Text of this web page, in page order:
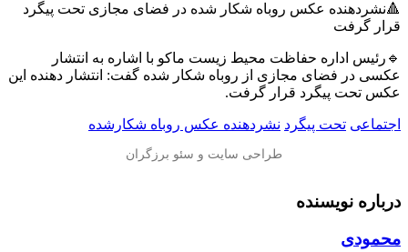
🔺نشردهنده عکس روباه شکار شده در فضای مجازی تحت پیگرد
قرار گرفت
🔹رئیس اداره حفاظت محیط زیست ماکو با اشاره به انتشار
عکسی در فضای مجازی از روباه شکار شده گفت: انتشار دهنده این
عکس تحت پیگرد قرار گرفت.
اجتماعی تحت پیگرد نشردهنده عکس روباه شکارشده
درباره نویسنده
محمودی